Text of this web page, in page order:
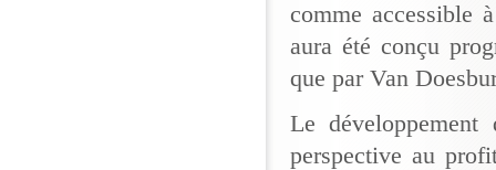
comme accessible
aura été conçu
que par Van
Le développement
perspective au